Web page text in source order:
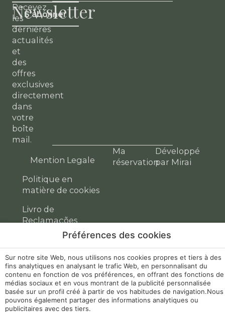
Newsletter
Recevez
les
dernières
actualités
et
des
offres
exclusives
directement
dans
votre
boîte
mail.
S'abonner
Mention Legale
Politique en
matière de cookies
Livro de
Reclamações
Configuração de
Cookies
RNET 10168
Ma
réservation
Développé
par Mirai
Préférences des cookies
Sur notre site Web, nous utilisons nos cookies propres et tiers à des
fins analytiques en analysant le trafic Web, en personnalisant du
contenu en fonction de vos préférences, en offrant des fonctions de
médias sociaux et en vous montrant de la publicité personnalisée
basée sur un profil créé à partir de vos habitudes de navigation.Nous
pouvons également partager des informations analytiques ou
publicitaires avec des tiers.